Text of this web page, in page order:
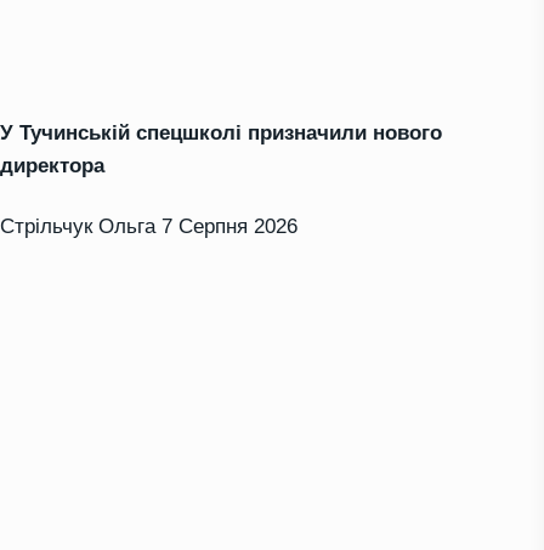
У Тучинській спецшколі призначили нового
директора
Стрільчук Ольга 7 Серпня 2026